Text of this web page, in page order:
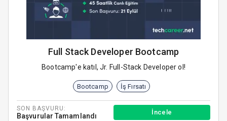
Full Stack Developer Bootcamp
Bootcamp'e katıl, Jr. Full-Stack Developer ol!
Bootcamp İş Fırsatı
SON BAŞVURU:
Başvurular Tamamlandı İncele